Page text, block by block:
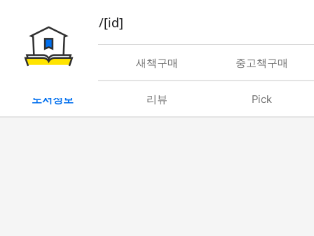
book/rent/[id]
대여 새책구매 중고책구매
도서정보 리뷰 Pick